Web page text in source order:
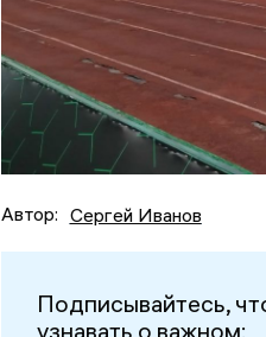
Автор: Сергей Иванов
Подписывайтесь,
узнавать о важном: